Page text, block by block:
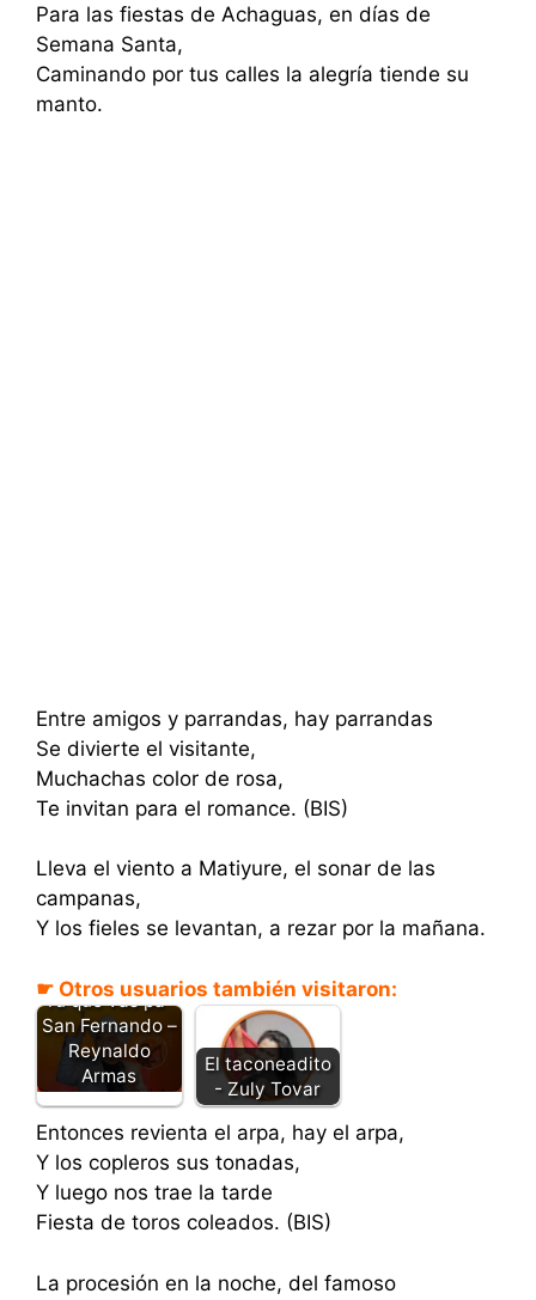
Para las fiestas de Achaguas, en días de
Semana Santa,
Caminando por tus calles la alegría tiende su
manto.
Entre amigos y parrandas, hay parrandas
Se divierte el visitante,
Muchachas color de rosa,
Te invitan para el romance. (BIS)
Lleva el viento a Matiyure, el sonar de las
campanas,
Y los fieles se levantan, a rezar por la mañana.
☛ Otros usuarios también visitaron:
Tu que vas pa´
San Fernando –
Reynaldo
Armas
El taconeadito
- Zuly Tovar
Entonces revienta el arpa, hay el arpa,
Y los copleros sus tonadas,
Y luego nos trae la tarde
Fiesta de toros coleados. (BIS)
La procesión en la noche, del famoso